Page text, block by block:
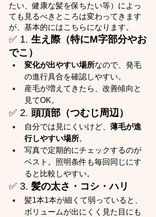
たい、健康な髪を保ちたい等）によっ
ても見るべきところは変わってきます
が、基本的にはこちらになります。
✅ 1. 生え際（特にM字部分やお
でこ）
変化が出やすい場所なので、発毛
の進行具合を確認しやすい。
産毛が増えてきたら、改善傾向と
見てOK。
✅ 2. 頭頂部（つむじ周辺）
自分では見にくいけど、 薄毛が進
行しやすい場所。
写真で定期的にチェックするのが
ベスト。照明条件も毎回同じにす
ると比較しやすい。
✅ 3. 髪の太さ・コシ・ハリ
髪1本1本が細くて弱っていると、
ボリュームが出にくく見た目にも